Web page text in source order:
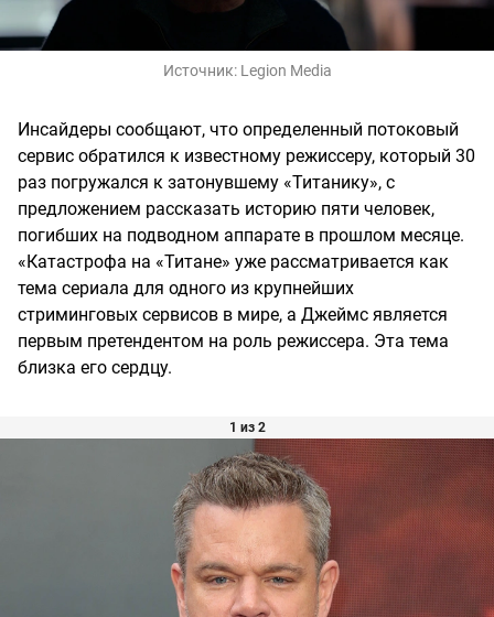
Источник: Legion Media
Инсайдеры сообщают, что определенный потоковый
сервис обратился к известному режиссеру, который 30
раз погружался к затонувшему «Титанику», с
предложением рассказать историю пяти человек,
погибших на подводном аппарате в прошлом месяце.
«Катастрофа на «Титане» уже рассматривается как
тема сериала для одного из крупнейших
стриминговых сервисов в мире, а Джеймс является
первым претендентом на роль режиссера. Эта тема
близка его сердцу.
1 из 2